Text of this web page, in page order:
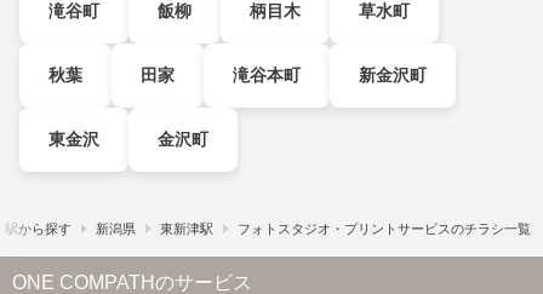
滝谷町 飯柳 柄目木 草水町
秋葉 田家 滝谷本町 新金沢町
東金沢 金沢町
駅から探す 新潟県 東新津駅 フォトスタジオ・プリントサービスのチラシ一覧
ONE COMPATHのサービス